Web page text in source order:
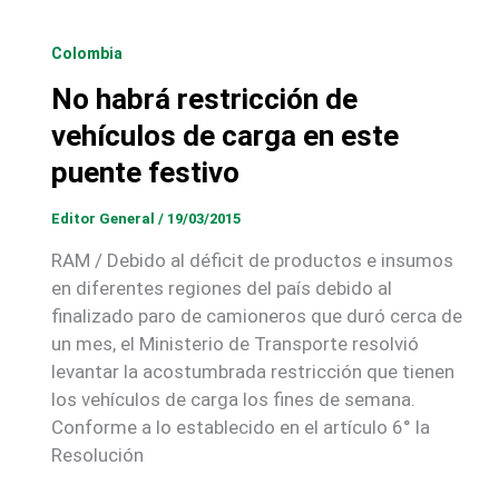
Colombia
No habrá restricción de
vehículos de carga en este
puente festivo
Editor General / 19/03/2015
RAM / Debido al déficit de productos e insumos
en diferentes regiones del país debido al
finalizado paro de camioneros que duró cerca de
un mes, el Ministerio de Transporte resolvió
levantar la acostumbrada restricción que tienen
los vehículos de carga los fines de semana.
Conforme a lo establecido en el artículo 6° la
Resolución